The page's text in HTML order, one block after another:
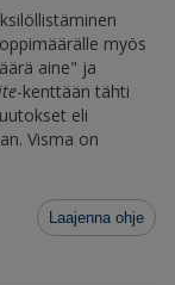
myös
aine" ja
-kenttään tähti
eli
Visma on
Laajenna ohje